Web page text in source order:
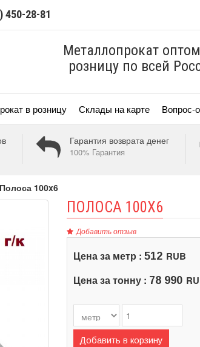
450-28-81
Металлопрокат
розницу по всей
в розницу Склады на карте Вопрос-
Гарантия возврата денег
100% Гарантия
Полоса 100x6
ПОЛОСА 100X6
Добавить отзыв
Цена за метр : 512 RUB
Цена за тонну : 78 990
Добавить в корзину